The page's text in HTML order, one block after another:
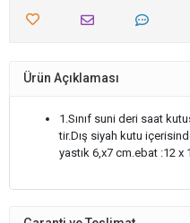
Ürün Açıklaması
1.Sınıf suni deri saat
tir.Dış siyah kutu
yastık 6,x7 cm.ebat :12 x